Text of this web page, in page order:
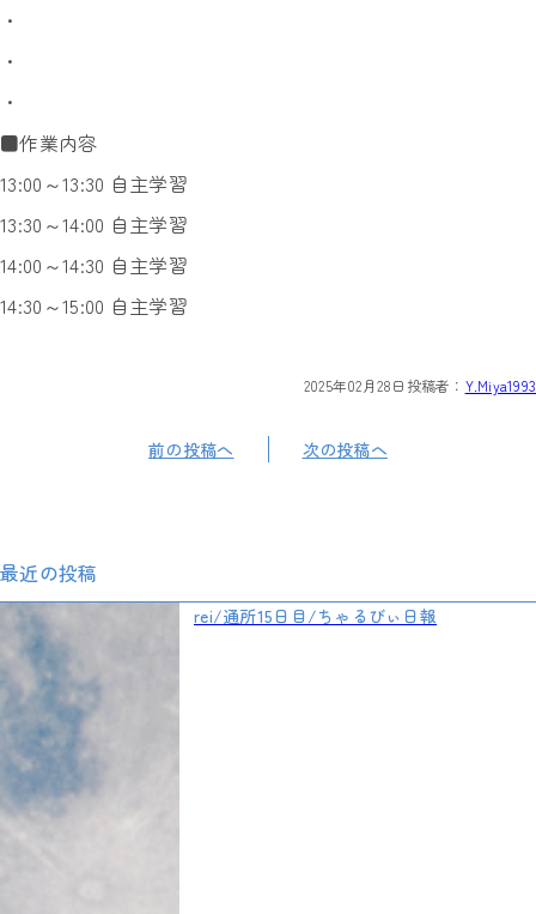
・
・
・
■作業内容
13:00～13:30 自主学習
13:30～14:00 自主学習
14:00～14:30 自主学習
14:30～15:00 自主学習
2025年02月28日 投稿者： Y.Miya1993
前の投稿へ 次の投稿へ
最近の投稿
rei/通所15日目/ちゃるびぃ日報